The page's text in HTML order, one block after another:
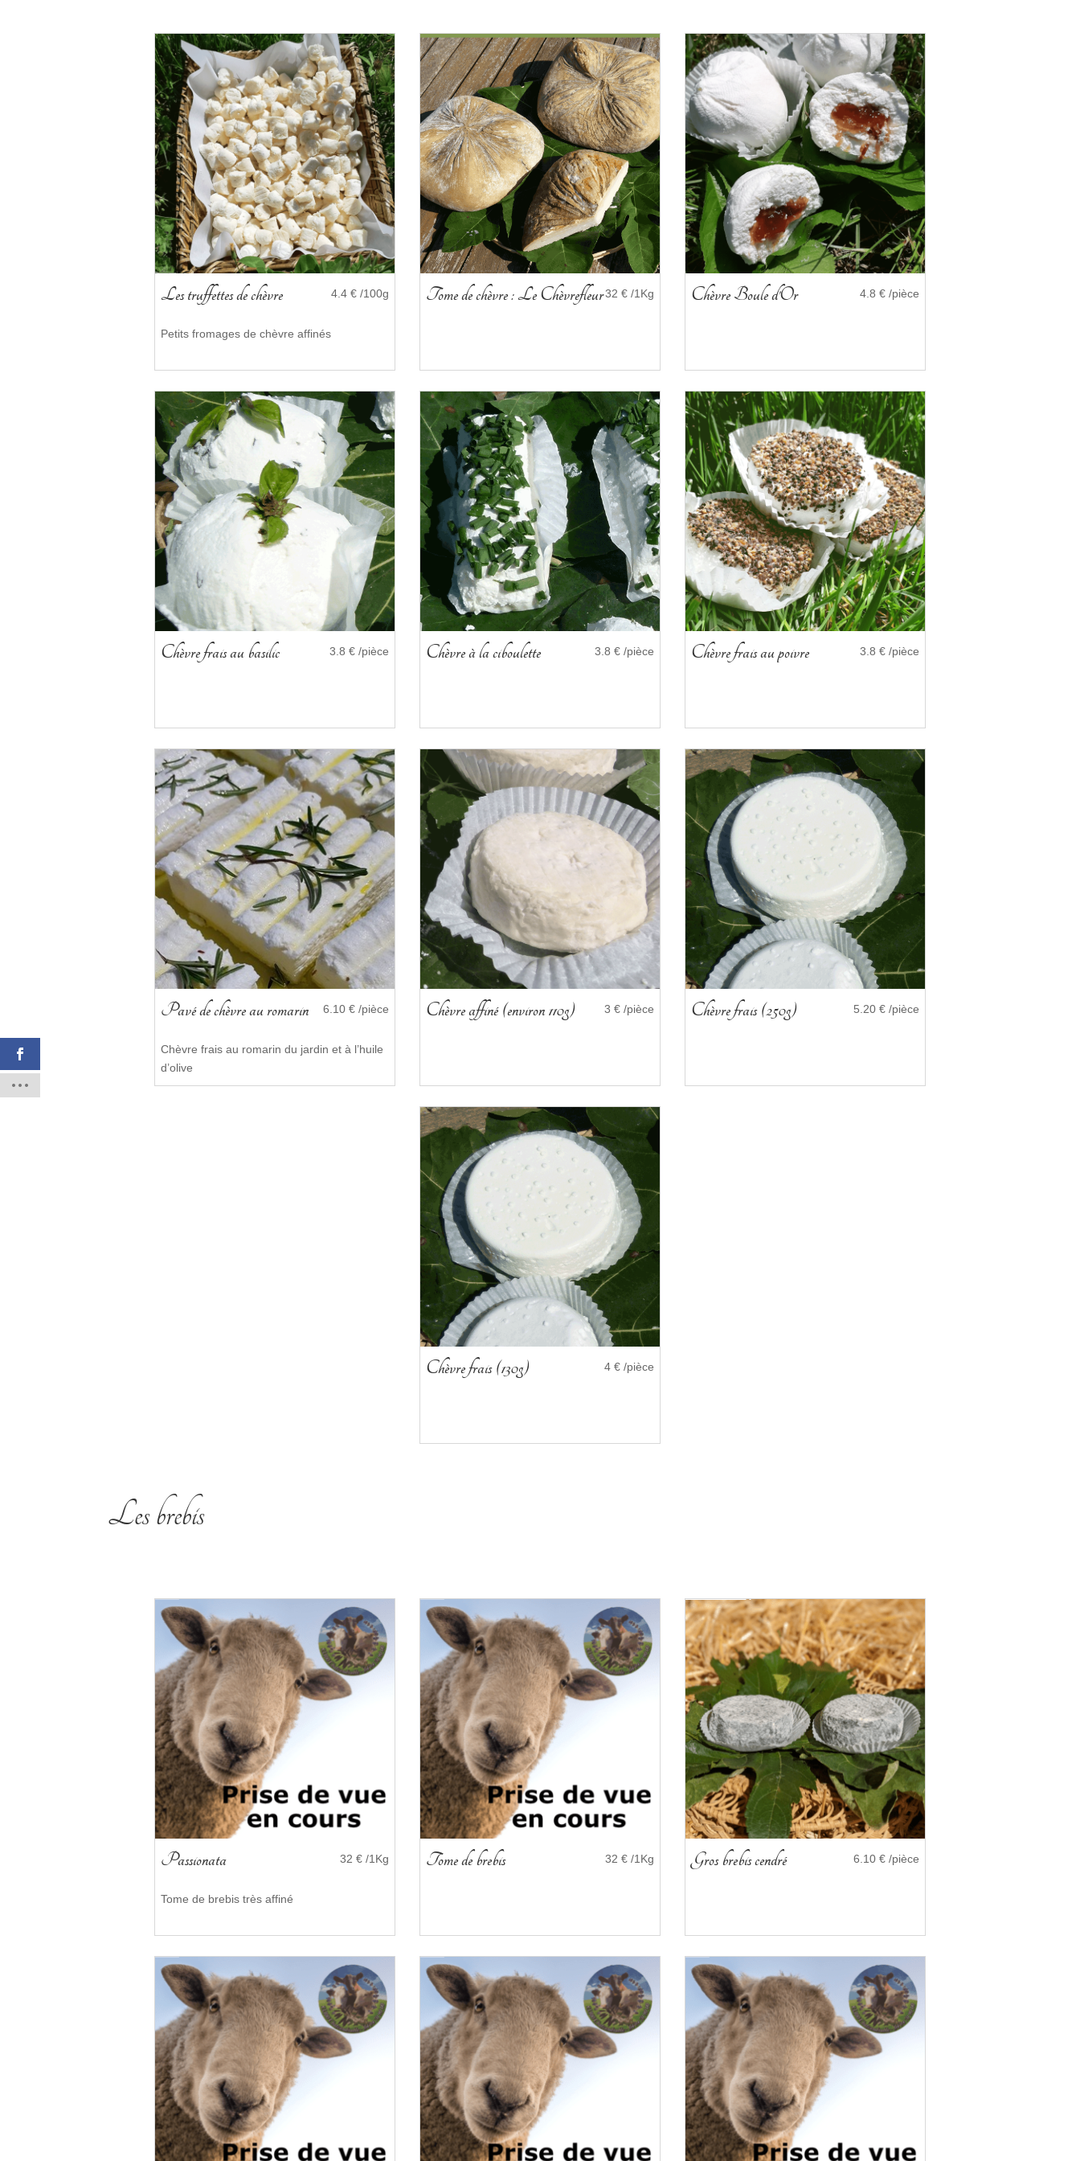
Les truffettes de chèvre 4.4 € /100g
Petits fromages de chèvre affinés
Tome de chèvre : Le Chèvrefleur32 € /1Kg Chèvre Boule d’Or 4.8 € /pièce
Chèvre frais au basilic 3.8 € /pièce Chèvre à la ciboulette 3.8 € /pièce Chèvre frais au poivre 3.8 € /pièce
Pavé de chèvre au romarin 6.10 € /pièce
Chèvre frais au romarin du jardin et à l’huile
d’olive
Chèvre affiné (environ 110g) 3 € /pièce Chèvre frais (250g) 5.20 € /pièce
Chèvre frais (130g) 4 € /pièce
Les brebis
Passionata 32 € /1Kg
Tome de brebis très affiné
Tome de brebis 32 € /1Kg Gros brebis cendré 6.10 € /pièce